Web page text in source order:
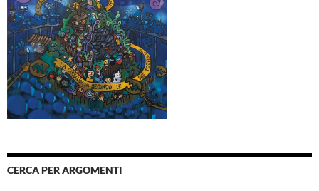
CERCA PER ARGOMENTI